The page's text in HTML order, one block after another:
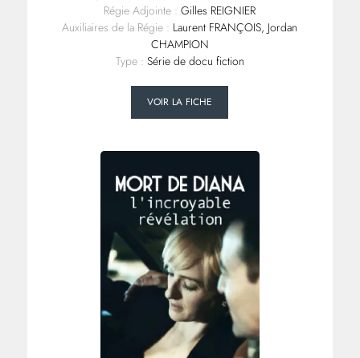
Régie Adjointe : Gilles REIGNIER
Auxiliaires de la Régie : Laurent FRANÇOIS, Jordan
CHAMPION
Type : Série de docu fiction
VOIR LA FICHE